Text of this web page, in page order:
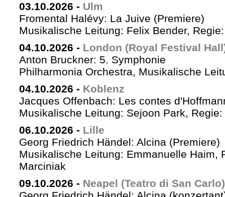
03.10.2026 - Ulm
Fromental Halévy: La Juive (Premiere)
Musikalische Leitung: Felix Bender,
04.10.2026 - London (Royal Festival
Anton Bruckner: 5. Symphonie
Philharmonia Orchestra, Musikalische
04.10.2026 - Koblenz
Jacques Offenbach: Les contes
Musikalische Leitung: Sejoon Park,
06.10.2026 - Lille
Georg Friedrich Händel: Alcina (Premiere)
Musikalische Leitung: Emmanuelle Haim,
Marciniak
09.10.2026 - Neapel (Teatro di San Carlo)